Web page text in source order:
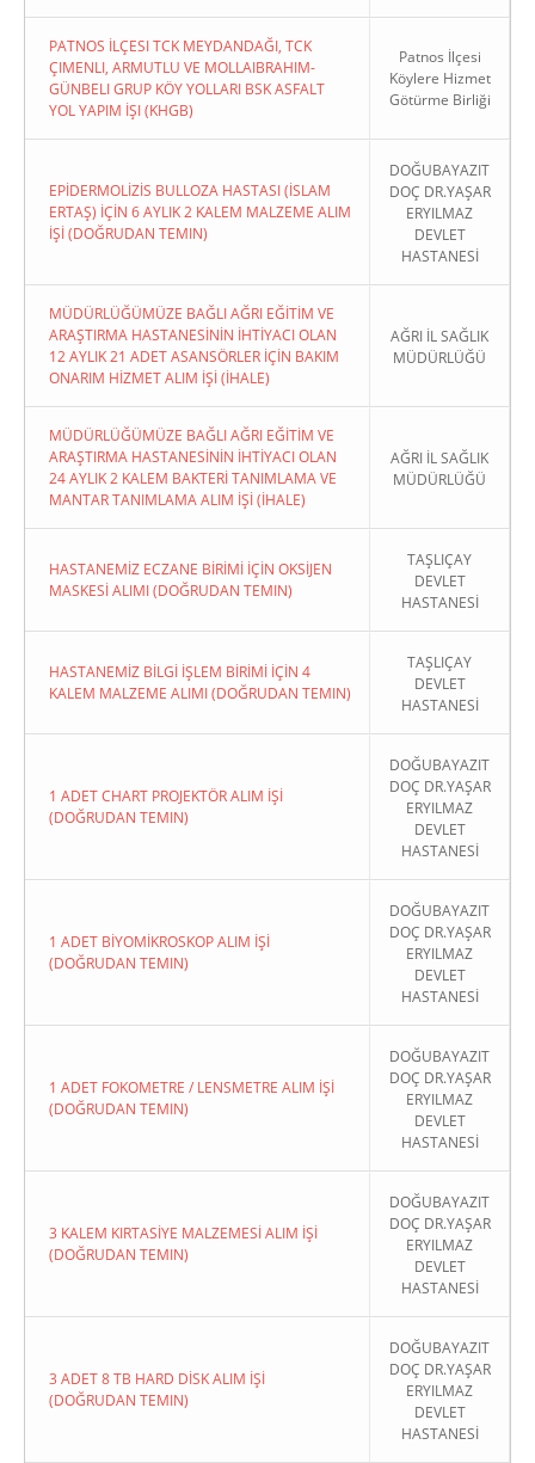
PATNOS İLÇESI TCK MEYDANDAĞI, TCK
ÇIMENLI, ARMUTLU VE MOLLAIBRAHIM-
GÜNBELI GRUP KÖY YOLLARI BSK ASFALT
YOL YAPIM İŞI (KHGB)
Patnos İlçesi
Köylere Hizmet
Götürme Birliği
EPİDERMOLİZİS BULLOZA HASTASI (İSLAM
ERTAŞ) İÇİN 6 AYLIK 2 KALEM MALZEME ALIM
İŞİ (DOĞRUDAN TEMIN)
DOĞUBAYAZIT
DOÇ DR.YAŞAR
ERYILMAZ
DEVLET
HASTANESİ
MÜDÜRLÜĞÜMÜZE BAĞLI AĞRI EĞİTİM VE
ARAŞTIRMA HASTANESİNİN İHTİYACI OLAN
12 AYLIK 21 ADET ASANSÖRLER İÇİN BAKIM
ONARIM HİZMET ALIM İŞİ (İHALE)
AĞRI İL SAĞLIK
MÜDÜRLÜĞÜ
MÜDÜRLÜĞÜMÜZE BAĞLI AĞRI EĞİTİM VE
ARAŞTIRMA HASTANESİNİN İHTİYACI OLAN
24 AYLIK 2 KALEM BAKTERİ TANIMLAMA VE
MANTAR TANIMLAMA ALIM İŞİ (İHALE)
AĞRI İL SAĞLIK
MÜDÜRLÜĞÜ
HASTANEMİZ ECZANE BİRİMİ İÇİN OKSİJEN
MASKESİ ALIMI (DOĞRUDAN TEMIN)
TAŞLIÇAY
DEVLET
HASTANESİ
HASTANEMİZ BİLGİ İŞLEM BİRİMİ İÇİN 4
KALEM MALZEME ALIMI (DOĞRUDAN TEMIN)
TAŞLIÇAY
DEVLET
HASTANESİ
1 ADET CHART PROJEKTÖR ALIM İŞİ
(DOĞRUDAN TEMIN)
DOĞUBAYAZIT
DOÇ DR.YAŞAR
ERYILMAZ
DEVLET
HASTANESİ
1 ADET BİYOMİKROSKOP ALIM İŞİ
(DOĞRUDAN TEMIN)
DOĞUBAYAZIT
DOÇ DR.YAŞAR
ERYILMAZ
DEVLET
HASTANESİ
1 ADET FOKOMETRE / LENSMETRE ALIM İŞİ
(DOĞRUDAN TEMIN)
DOĞUBAYAZIT
DOÇ DR.YAŞAR
ERYILMAZ
DEVLET
HASTANESİ
3 KALEM KIRTASİYE MALZEMESİ ALIM İŞİ
(DOĞRUDAN TEMIN)
DOĞUBAYAZIT
DOÇ DR.YAŞAR
ERYILMAZ
DEVLET
HASTANESİ
3 ADET 8 TB HARD DİSK ALIM İŞİ
(DOĞRUDAN TEMIN)
DOĞUBAYAZIT
DOÇ DR.YAŞAR
ERYILMAZ
DEVLET
HASTANESİ